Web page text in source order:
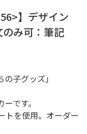
】デザイン
のみ可：筆記
子グッズ」
です。
トを使用。オーダー